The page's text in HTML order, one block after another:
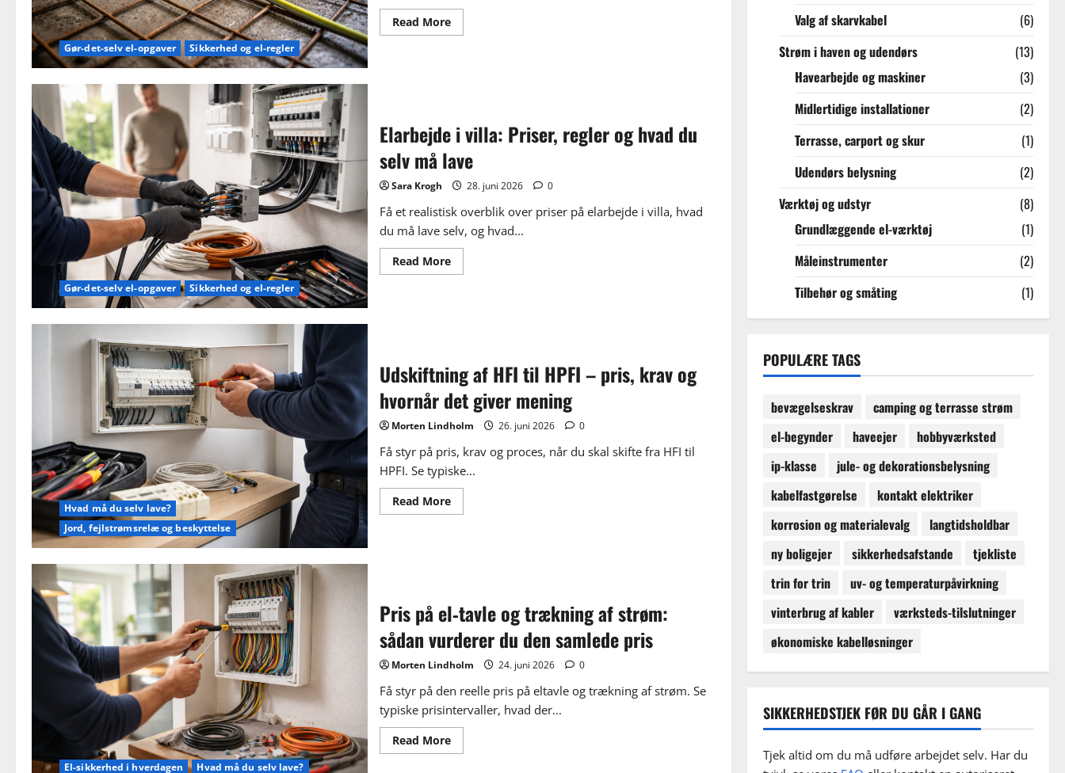
Gør-det-selv el-opgaver Sikkerhed og el-regler
Read MoreRead
more
mening,
og
må
selv?
Gør-det-selv el-opgaver Sikkerhed og el-regler
Elarbejde i villa: Priser, regler og hvad du
selv må lave
Sara Krogh 28. juni 2026 0
Få et realistisk overblik over priser på elarbejde i villa, hvad
du må lave selv, og hvad...
Read MoreRead
more
du
selv
må
lave
Hvad må du selv lave?
Jord, fejlstrømsrelæ og beskyttelse
Udskiftning af HFI til HPFI – pris, krav og
hvornår det giver mening
Morten Lindholm 26. juni 2026 0
Få styr på pris, krav og proces, når du skal skifte fra HFI til
HPFI. Se typiske...
Read MoreRead
more
krav
og
hvornår
det
mening
El-sikkerhed i hverdagen Hvad må du selv lave?
Pris på el‑tavle og trækning af strøm:
sådan vurderer du den samlede pris
Morten Lindholm 24. juni 2026 0
Få styr på den reelle pris på eltavle og trækning af strøm. Se
typiske prisintervaller, hvad der...
Read MoreRead
more
Valg af skarvkabel
(6)
Strøm i haven og udendørs
(13)
Havearbejde og maskiner
(3)
Midlertidige installationer
(2)
Terrasse, carport og skur
(1)
Udendørs belysning
(2)
Værktøj og udstyr
(8)
Grundlæggende el-værktøj
(1)
Måleinstrumenter
(2)
Tilbehør og småting
(1)
POPULÆRE TAGS
bevægelseskrav
camping og terrasse strøm
el-begynder
haveejer
hobbyværksted
ip-klasse
jule- og dekorationsbelysning
kabelfastgørelse
kontakt elektriker
korrosion og materialevalg
langtidsholdbar
ny boligejer
sikkerhedsafstande
tjekliste
trin for trin
uv- og temperaturpåvirkning
vinterbrug af kabler
værksteds-tilslutninger
økonomiske kabelløsninger
SIKKERHEDSTJEK FØR DU GÅR I GANG
Tjek altid om du må udføre arbejdet selv. Har du